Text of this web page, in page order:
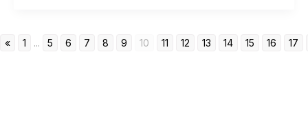
« 1 ... 5 6 7 8 9 10 11 12 13 14 15 16 17